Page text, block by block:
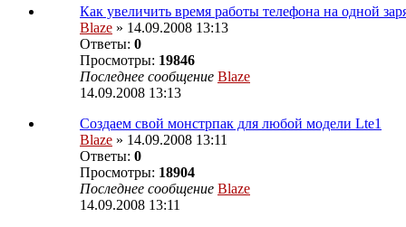
Как увеличить время работы телефона на одной
Blaze » 14.09.2008 13:13
Ответы: 0
Просмотры: 19846
Последнее сообщение Blaze
14.09.2008 13:13
Создаем свой монстрпак для любой модели Lte1
Blaze » 14.09.2008 13:11
Ответы: 0
Просмотры: 18904
Последнее сообщение Blaze
14.09.2008 13:11